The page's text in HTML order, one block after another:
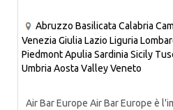
Abruzzo Basilicata Calabria
Venezia Giulia Lazio Liguria
PiedmontApulia Sardinia Sicily
Umbria Aosta ValleyVeneto
Air Bar Europe Air Bar Europe è